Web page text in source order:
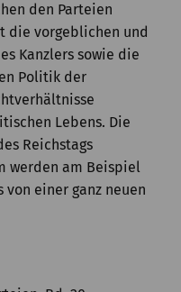
den Parteien
die vorgeblichen und
Kanzlers sowie die
Politik der
Lebens. Die
Reichstags
werden am Beispiel
einer ganz neuen